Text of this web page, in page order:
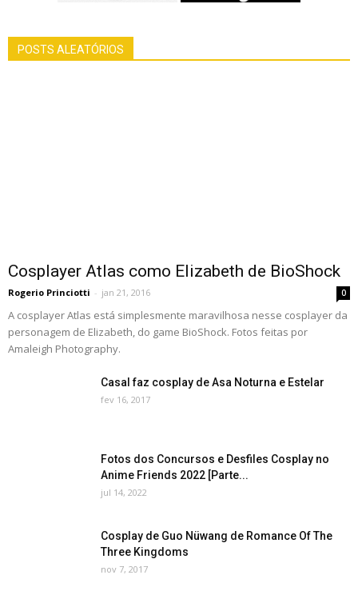
POSTS ALEATÓRIOS
Cosplayer Atlas como Elizabeth de BioShock
Rogerio Princiotti - jan 21, 2016 0
A cosplayer Atlas está simplesmente maravilhosa nesse cosplayer da
personagem de Elizabeth, do game BioShock. Fotos feitas por
Amaleigh Photography.
Casal faz cosplay de Asa Noturna e Estelar
fev 16, 2017
Fotos dos Concursos e Desfiles Cosplay no
Anime Friends 2022 [Parte...
jul 14, 2022
Cosplay de Guo Nüwang de Romance Of The
Three Kingdoms
nov 7, 2017